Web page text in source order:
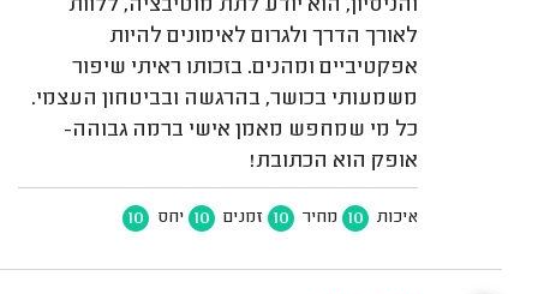
והניסיון, הוא יודע לתת מוטיבציה, ללוות
לאורך הדרך ולגרום לאימונים להיות
אפקטיביים ומהנים. בזכותו ראיתי שיפור
משמעותי בכושר, בהרגשה ובביטחון העצמי.
כל מי שמחפש מאמן אישי ברמה גבוהה-
אופק הוא הכתובת!
איכות 10 מחיר 10 זמנים 10 יחס 10